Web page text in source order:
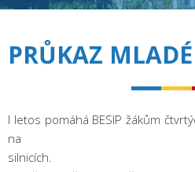
PRŮKAZ
I letos pomáhá BESIP žákům
na
silnicích.